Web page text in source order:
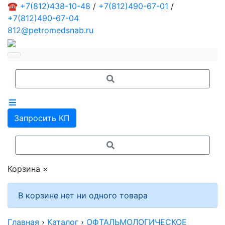
☎ +7(812)438-10-48 / +7(812)490-67-01 /
+7(812)490-67-04
812@petromedsnab.ru
Запросить КП
Корзина ×
В корзине нет ни одного товара
Главная › Каталог › ОФТАЛЬМОЛОГИЧЕСКОЕ